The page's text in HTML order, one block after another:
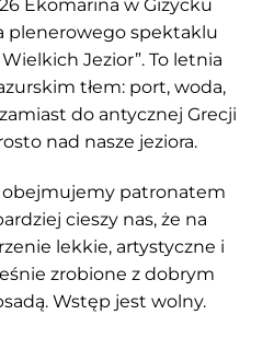
Ekomarina w Giżycku
plenerowego spektaklu
Jezior”. To letnia
tłem: port, woda,
do antycznej Grecji
nad nasze jeziora.
obejmujemy patronatem
cieszy nas, że na
lekkie, artystyczne i
zrobione z dobrym
Wstęp jest wolny.